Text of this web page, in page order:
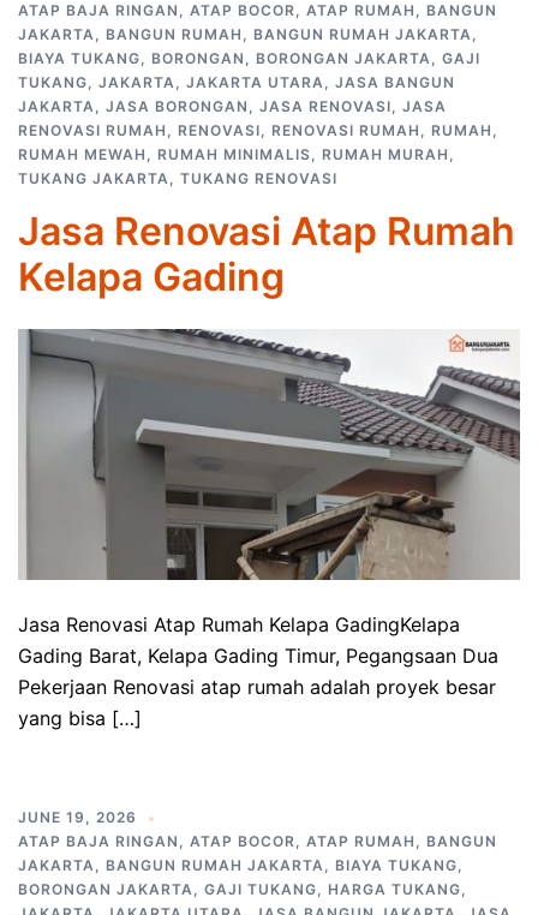
ATAP BAJA RINGAN , ATAP BOCOR, ATAP RUMAH , BANGUN
JAKARTA, BANGUN RUMAH , BANGUN RUMAH JAKARTA,
BIAYA TUKANG, BORONGAN , BORONGAN JAKARTA, GAJI
TUKANG, JAKARTA, JAKARTA UTARA, JASA BANGUN
JAKARTA, JASA BORONGAN , JASA RENOVASI, JASA
RENOVASI RUMAH , RENOVASI, RENOVASI RUMAH , RUMAH ,
RUMAH MEWAH , RUMAH MINIMALIS, RUMAH MURAH ,
TUKANG JAKARTA, TUKANG RENOVASI
Jasa Renovasi Atap Rumah
Kelapa Gading
Jasa Renovasi Atap Rumah Kelapa GadingKelapa
Gading Barat, Kelapa Gading Timur, Pegangsaan Dua
Pekerjaan Renovasi atap rumah adalah proyek besar
yang bisa […]
JUNE 19, 2026
ATAP BAJA RINGAN , ATAP BOCOR, ATAP RUMAH , BANGUN
JAKARTA, BANGUN RUMAH JAKARTA, BIAYA TUKANG,
BORONGAN JAKARTA, GAJI TUKANG, HARGA TUKANG,